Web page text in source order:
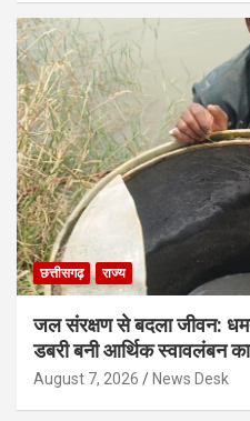
छत्तीसगढ़ राज्य
जल संरक्षण से बदला जीवन:
डबरी बनी आर्थिक स्वावलंबन
August 7, 2026 News Desk